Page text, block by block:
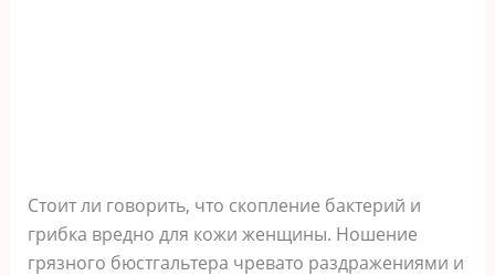
Стоит ли говорить, что скопление бактерий и
грибка вредно для кожи женщины. Ношение
грязного бюстгальтера чревато раздражениями и